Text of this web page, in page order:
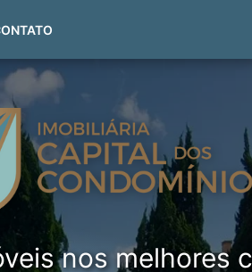
nos melhores